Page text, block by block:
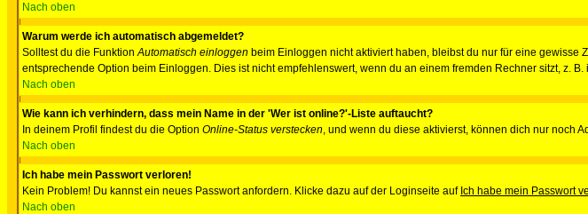
Nach oben
Warum werde ich automatisch abgemeldet?
Solltest du die FunktionAutomatisch einloggen beim Einloggen nicht aktiviert haben, bleibst du nur für eine
entsprechende Option beim Einloggen. Dies ist nicht empfehlenswert, wenn du an einem fremden Rechner sitzt, z.
Nach oben
Wie kann ich verhindern, dass mein Name in der 'Wer ist online?'-Liste auftaucht?
In deinem Profil findest du die Option Online-Status verstecken, und wenn du diese aktivierst, können dich nur noch
Nach oben
Ich habe mein Passwort verloren!
Kein Problem! Du kannst ein neues Passwort anfordern. Klicke dazu auf der Loginseite auf Ich habe mein Passwort
Nach oben